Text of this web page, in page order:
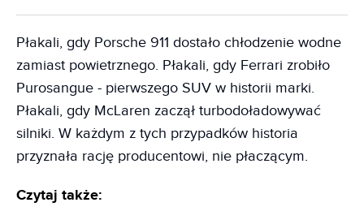
Płakali, gdy Porsche 911 dostało chłodzenie wodne
zamiast powietrznego. Płakali, gdy Ferrari zrobiło
Purosangue - pierwszego SUV w historii marki.
Płakali, gdy McLaren zaczął turbodoładowywać
silniki. W każdym z tych przypadków historia
przyznała rację producentowi, nie płaczącym.
Czytaj także: